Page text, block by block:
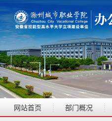
网站首页 部门概况